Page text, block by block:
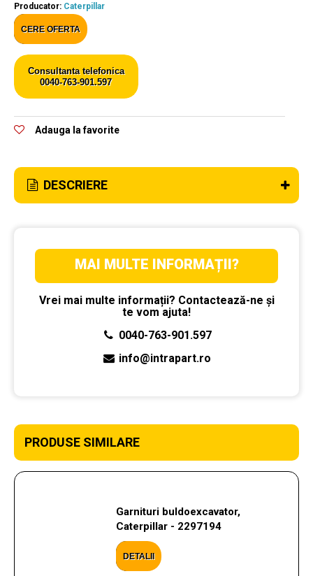
Producator: Caterpillar
CERE OFERTA
Consultanta telefonica
0040-763-901.597
Adauga la favorite
DESCRIERE
MAI MULTE INFORMAȚII?
Vrei mai multe informații? Contactează-ne și
te vom ajuta!
0040-763-901.597
info@intrapart.ro
PRODUSE SIMILARE
Garnituri buldoexcavator,
Caterpillar - 2297194
DETALII